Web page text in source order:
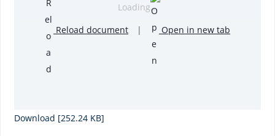
Loading...
Reload document | Open in new tab
Download [252.24 KB]